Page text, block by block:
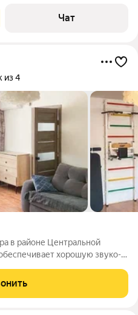
- Современный
Чат
из 4
в районе Центральной
хорошую звуко- и
для семьи. Особенности